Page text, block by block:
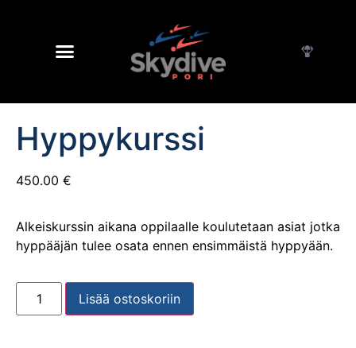
Hyppykurssi
450.00 €
Alkeiskurssin aikana oppilaalle koulutetaan asiat jotka
hyppääjän tulee osata ennen ensimmäistä hyppyään.
Lisää ostoskoriin